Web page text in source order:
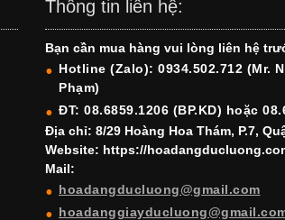
Thông tin liên hệ:
Bạn cần mua hàng vui lòng liên hệ
Hotline (Zalo): 0934.502.712 (Mr.
Phạm)
ĐT: 08.6859.1206 (BP.KD) hoặc
Địa chỉ: 8/29 Hoàng Hoa Thám, P.7,
Website: https://
Mail:
hoadangducluong@gmail.com